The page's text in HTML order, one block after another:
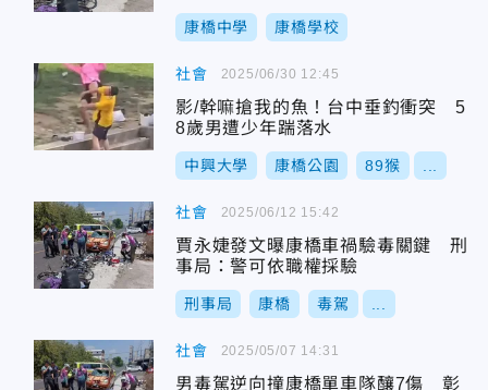
康橋中學 康橋學校
社會
影/幹嘛搶我的魚！台中垂釣衝突 5
8歲男遭少年踹落水
中興大學 康橋公園 89猴
2025/06/30 12:45
社會
賈永婕發文曝康橋車禍驗毒關鍵 刑
事局：警可依職權採驗
刑事局 康橋 毒駕
2025/06/12 15:42
社會
男毒駕逆向撞康橋單車隊釀7傷 彰
2025/05/07 14:31